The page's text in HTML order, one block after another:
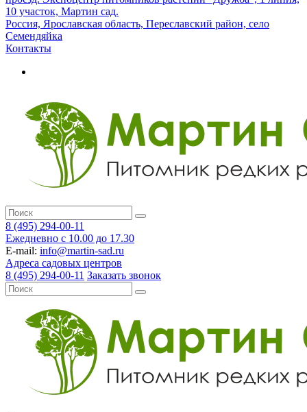
10 участок, Мартин сад.
Россия, Ярославская область, Переславский район, село
Семендяйка
Контакты
8 (495) 294-00-11
Ежедневно с 10.00 до 17.30
E-mail: info@martin-sad.ru
Адреса садовых центров
8 (495) 294-00-11 Заказать звонок